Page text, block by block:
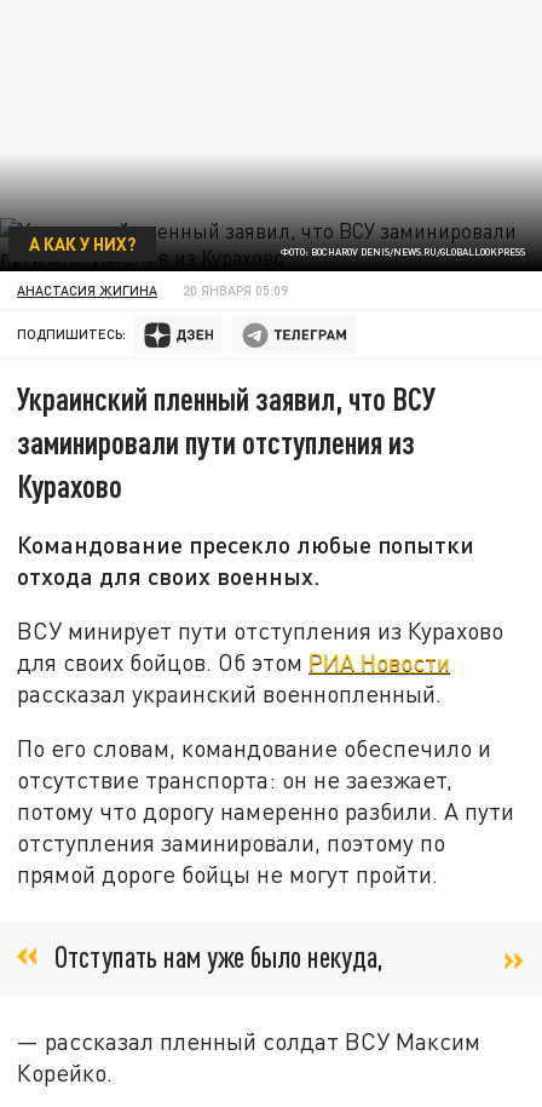
ФОТО: BOCHAROV DENIS/NEWS.RU/GLOBALLOOKPRESS
А КАК У НИХ?
АНАСТАСИЯ ЖИГИНА 20 ЯНВАРЯ 05:09
ПОДПИШИТЕСЬ:
Украинский пленный заявил, что ВСУ
заминировали пути отступления из
Курахово
Командование пресекло любые попытки
отхода для своих военных.
ВСУ минирует пути отступления из Курахово
для своих бойцов. Об этом РИА Новости
рассказал украинский военнопленный.
По его словам, командование обеспечило и
отсутствие транспорта: он не заезжает,
потому что дорогу намеренно разбили. А пути
отступления заминировали, поэтому по
прямой дороге бойцы не могут пройти.
Отступать нам уже было некуда,
— рассказал пленный солдат ВСУ Максим
Корейко.